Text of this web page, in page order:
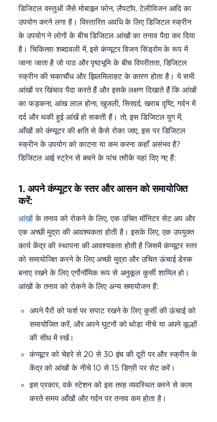
डिजिटल वस्तुओं जैसे मोबाइल फोन, लैपटॉप, टेलीविजन आदि का
उपयोग करने लगा है। विस्तारित अवधि के लिए डिजिटल स्क्रीन
के उपयोग ने लोगों के बीच डिजिटल आंखों का तनाव पैदा कर दिया
है। चिकित्सा शब्दावली में, इसे कंप्यूटर विजन सिंड्रोम के रूप में
जाना जाता है जो पाठ और पृष्ठभूमि के बीच विपरीतता, डिजिटल
स्क्रीन की चकाचौंध और झिलमिलाहट के कारण होता है। ये सभी
आंखों पर खिंचाव पैदा करते हैं और इसके लक्षण दिखाते हैं कि आंखों
का फड़कना, आंख लाल होना, खुजली, सिरदर्द, खराब दृष्टि, गर्दन में
दर्द और थकी हुई आंखें हो सकती हैं। तो, इस डिजिटल युग में,
आँखों को कंप्यूटर की क्षति से कैसे रोका जाए, इस पर डिजिटल
स्क्रीन के उपयोग को काटना या कम करना कहाँ असंभव है?
डिजिटल आई स्ट्रेन से बचने के पांच तरीके यहां दिए गए हैं:
1. अपने कंप्यूटर के स्तर और आसन को समायोजित
करें:
आंखोंके तनाव को रोकने के लिए, एक उचित मॉनिटर सेट अप और
एक अच्छी मुद्रा की आवश्यकता होती है। इसके लिए, एक उपयुक्त
कार्य केंद्र की स्थापना की आवश्यकता होती है जिसमें कंप्यूटर स्तर
को समायोजित करने के लिए अच्छी मुद्रा और उचित ऊंचाई डेस्क
बनाए रखने के लिए एर्गोनॉमिक रूप से अनुकूल कुर्सी शामिल हो।
आंखों के तनाव को रोकने के लिए अन्य समायोजन हैं:
अपने पैरों को फर्श पर सपाट रखने के लिए कुर्सी की ऊंचाई को
समायोजित करें, और अपने घुटनों को थोड़ा नीचे या अपने कूल्हों
की सीध में रखें।
कंप्यूटर को चेहरे से 20 से 30 इंच की दूरी पर और स्क्रीन के
केंद्र को आंखों के नीचे 10 से 15 डिग्री पर सेट करें।
इस प्रकार, वर्क स्टेशन को इस तरह व्यवस्थित करने से काम
करते समय आँखों और गर्दन पर तनाव कम होता है।